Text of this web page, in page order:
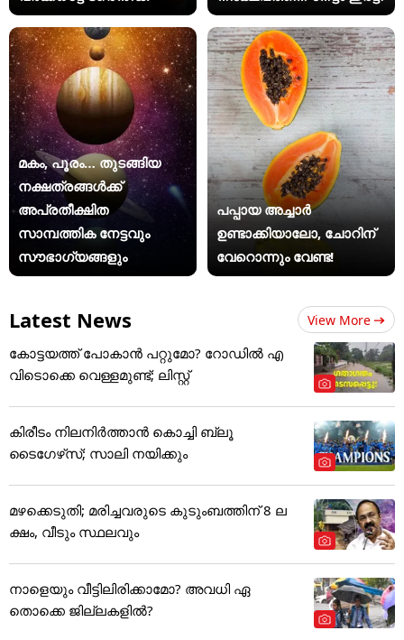
മകം, പൂരം… തുടങ്ങിയ
നക്ഷത്രങ്ങൾക്ക്
അപ്രതീക്ഷിത
സാമ്പത്തിക നേട്ടവും
സൗഭാഗ്യങ്ങളും
പപ്പായ അച്ചാർ
ഉണ്ടാക്കിയാലോ, ചോറിന്
വേറൊന്നും വേണ്ട!
Latest News View More
കോട്ടയത്ത് പോകാൻ പറ്റുമോ? റോഡിൽ എ
വിടൊക്കെ വെള്ളമുണ്ട്; ലിസ്റ്റ്
കിരീടം നിലനിര്‍ത്താന്‍ കൊച്ചി ബ്ലൂ
ടൈഗേഴ്‌സ്; സാലി നയിക്കും
മഴക്കെടുതി; മരിച്ചവരുടെ കുടുംബത്തിന് 8 ല
ക്ഷം, വീടും സ്ഥലവും
നാളെയും വീട്ടിലിരിക്കാമോ? അവധി ഏ
തൊക്കെ ജില്ലകളില്‍?